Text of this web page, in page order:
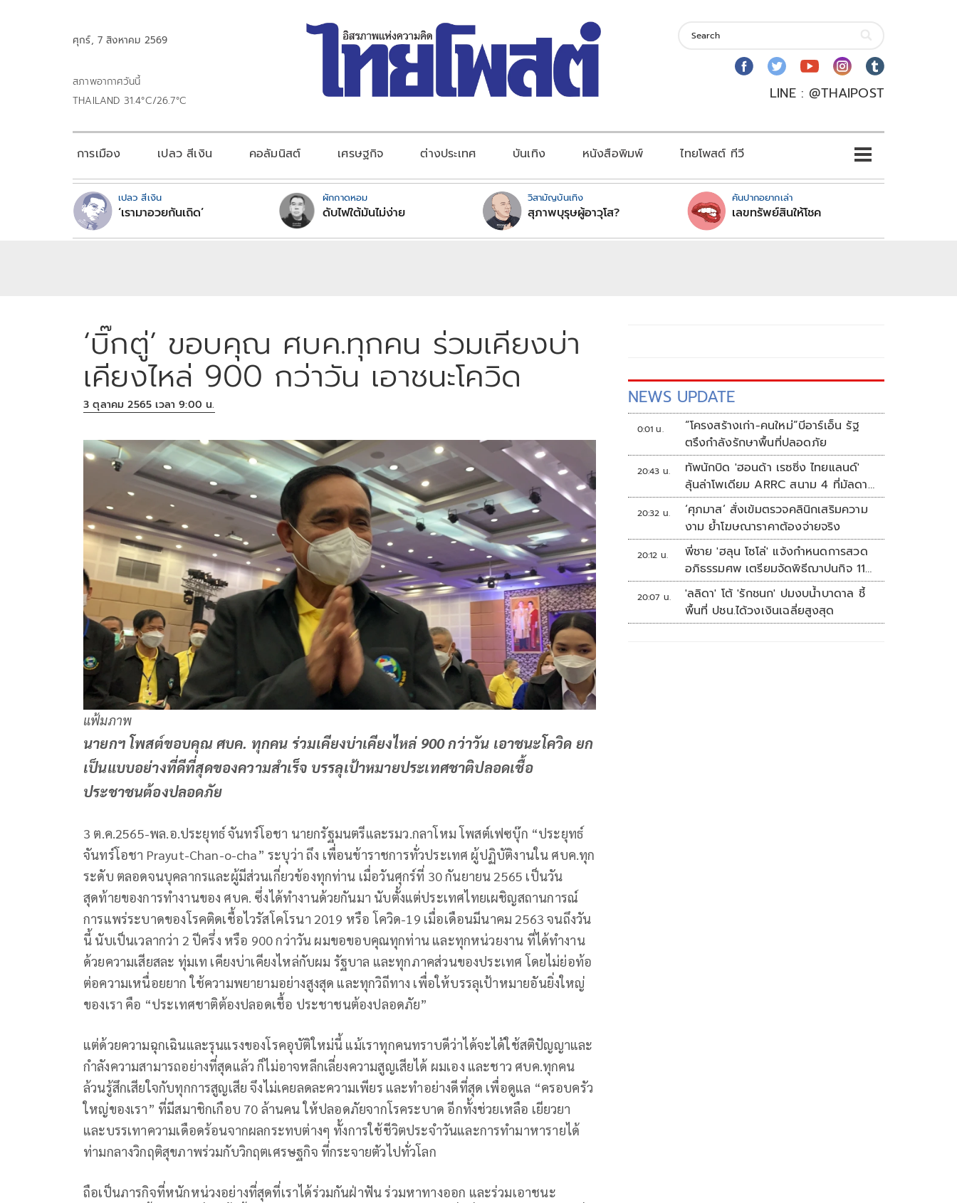
ศุกร์, 7 สิงหาคม 2569
สภาพอากาศวันนี้
THAILAND 31.4°C/26.7°C
LINE : @THAIPOST
การเมือง เปลว สีเงิน คอลัมนิสต์ เศรษฐกิจ ต่างประเทศ บันเทิง หนังสือพิมพ์ ไทยโพสต์ ทีวี
เปลว สีเงิน
‘เรามาอวยกันเถิด’
ผักกาดหอม
ดับไฟใต้มันไม่ง่าย
วิสามัญบันเทิง
สุภาพบุรุษผู้อาวุโส?
คันปากอยากเล่า
เลขทรัพย์สินให้โชค
‘บิ๊กตู่’ ขอบคุณ ศบค.ทุกคน ร่วมเคียงบ่า
เคียงไหล่ 900 กว่าวัน เอาชนะโควิด
3 ตุลาคม 2565 เวลา 9:00 น.
แฟ้มภาพ
นายกฯ โพสต์ขอบคุณ ศบค. ทุกคน ร่วมเคียงบ่าเคียงไหล่ 900 กว่าวัน เอาชนะโควิด ยก
เป็นแบบอย่างที่ดีที่สุดของความสำเร็จ บรรลุเป้าหมายประเทศชาติปลอดเชื้อ
ประชาชนต้องปลอดภัย
3 ต.ค.2565-พล.อ.ประยุทธ์ จันทร์โอชา นายกรัฐมนตรีและรมว.กลาโหม โพสต์เฟซบุ๊ก “ประยุทธ์
จันทร์โอชา Prayut-Chan-o-cha” ระบุว่า ถึง เพื่อนข้าราชการทั่วประเทศ ผู้ปฏิบัติงานใน ศบค.ทุก
ระดับ ตลอดจนบุคลากรและผู้มีส่วนเกี่ยวข้องทุกท่าน เมื่อวันศุกร์ที่ 30 กันยายน 2565 เป็นวัน
สุดท้ายของการทำงานของ ศบค. ซึ่งได้ทำงานด้วยกันมา นับตั้งแต่ประเทศไทยเผชิญสถานการณ์
การแพร่ระบาดของโรคติดเชื้อไวรัสโคโรนา 2019 หรือ โควิด-19 เมื่อเดือนมีนาคม 2563 จนถึงวัน
นี้ นับเป็นเวลากว่า 2 ปีครึ่ง หรือ 900 กว่าวัน ผมขอขอบคุณทุกท่าน และทุกหน่วยงาน ที่ได้ทำงาน
ด้วยความเสียสละ ทุ่มเท เคียงบ่าเคียงไหล่กับผม รัฐบาล และทุกภาคส่วนของประเทศ โดยไม่ย่อท้อ
ต่อความเหนื่อยยาก ใช้ความพยายามอย่างสูงสุด และทุกวิถีทาง เพื่อให้บรรลุเป้าหมายอันยิ่งใหญ่
ของเรา คือ “ประเทศชาติต้องปลอดเชื้อ ประชาชนต้องปลอดภัย”
แต่ด้วยความฉุกเฉินและรุนแรงของโรคอุบัติใหม่นี้ แม้เราทุกคนทราบดีว่าได้จะได้ใช้สติปัญญาและ
กำลังความสามารถอย่างที่สุดแล้ว ก็ไม่อาจหลีกเลี่ยงความสูญเสียได้ ผมเอง และชาว ศบค.ทุกคน
ล้วนรู้สึกเสียใจกับทุกการสูญเสีย จึงไม่เคยลดละความเพียร และทำอย่างดีที่สุด เพื่อดูแล “ครอบครัว
ใหญ่ของเรา” ที่มีสมาชิกเกือบ 70 ล้านคน ให้ปลอดภัยจากโรคระบาด อีกทั้งช่วยเหลือ เยียวยา
และบรรเทาความเดือดร้อนจากผลกระทบต่างๆ ทั้งการใช้ชีวิตประจำวันและการทำมาหารายได้
ท่ามกลางวิกฤติสุขภาพร่วมกับวิกฤตเศรษฐกิจ ที่กระจายตัวไปทั่วโลก
ถือเป็นภารกิจที่หนักหน่วงอย่างที่สุดที่เราได้ร่วมกันฝ่าฟัน ร่วมหาทางออก และร่วมเอาชนะ
NEWS UPDATE
0:01 น.
“โครงสร้างเก่า-คนใหม่”บีอาร์เอ็น รัฐ
ตรึงกำลังรักษาพื้นที่ปลอดภัย
20:43 น.
ทัพนักบิด 'ฮอนด้า เรซซิ่ง ไทยแลนด์'
ลุ้นล่าโพเดียม ARRC สนาม 4 ที่มัลดาลิ
กา
20:32 น.
‘ศุภมาส’ สั่งเข้มตรวจคลินิกเสริมความ
งาม ย้ำโฆษณาราคาต้องจ่ายจริง
20:12 น.
พี่ชาย 'ฮลุน โซโล่' แจ้งกำหนดการสวด
อภิธรรมศพ เตรียมจัดพิธีฌาปนกิจ 11
ส.ค.
20:07 น.
'ลลิดา' โต้ 'รักชนก' ปมงบน้ำบาดาล ชี้
พื้นที่ ปชน.ได้วงเงินเฉลี่ยสูงสุด